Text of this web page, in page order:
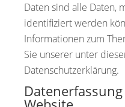
Daten sind alle Daten,
identifiziert werden
Informationen zum
Sie unserer unter
Datenschutzerklärung.